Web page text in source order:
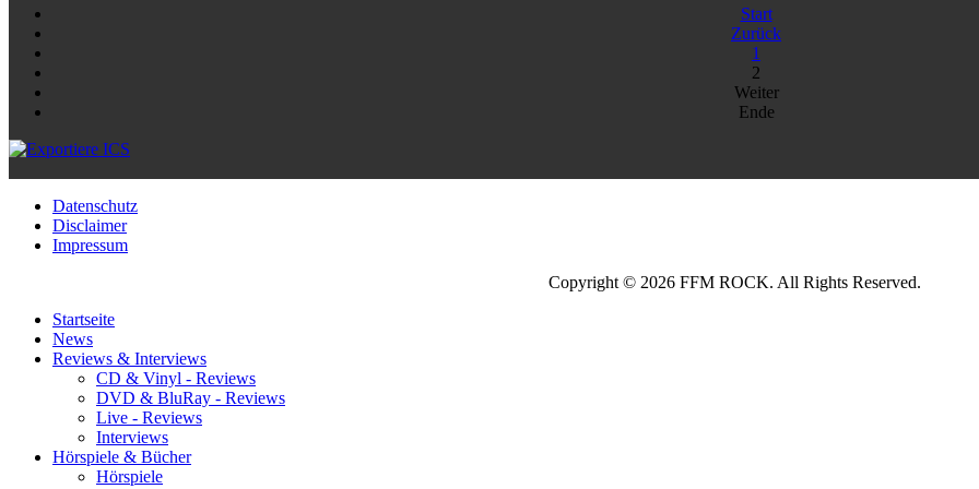
Start
Zurück
1
2
Weiter
Ende
Datenschutz
Disclaimer
Impressum
Copyright © 2026 FFM ROCK. All Rights Reserved.
Startseite
News
Reviews & Interviews
CD & Vinyl - Reviews
DVD & BluRay - Reviews
Live - Reviews
Interviews
Hörspiele & Bücher
Hörspiele